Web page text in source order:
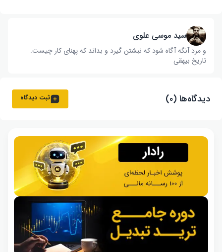
سید موسی علوی
و مرد آنگه آگاه شود که نبشتن گیرد و بداند که پهنای کار چیست‌.
تاریخ بیهقی
دیدگاه‌ها (۰) ثبت دیدگاه